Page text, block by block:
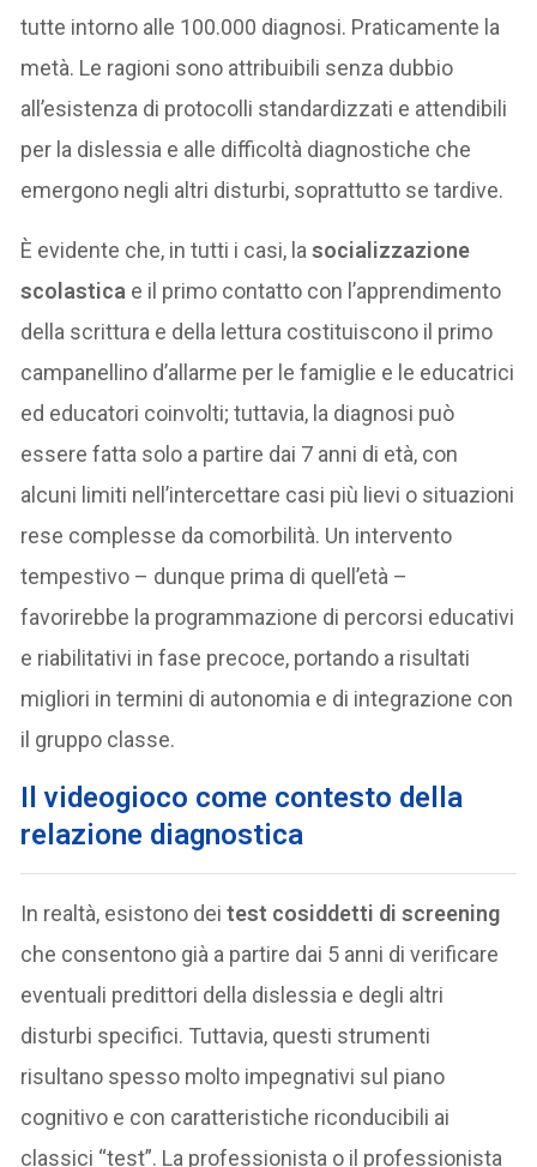
tutte intorno alle 100.000 diagnosi. Praticamente la
metà. Le ragioni sono attribuibili senza dubbio
all’esistenza di protocolli standardizzati e attendibili
per la dislessia e alle difficoltà diagnostiche che
emergono negli altri disturbi, soprattutto se tardive.
È evidente che, in tutti i casi, lasocializzazione
scolastica e il primo contatto con l’apprendimento
della scrittura e della lettura costituiscono il primo
campanellino d’allarme per le famiglie e le educatrici
ed educatori coinvolti; tuttavia, la diagnosi può
essere fatta solo a partire dai 7 anni di età, con
alcuni limiti nell’intercettare casi più lievi o situazioni
rese complesse da comorbilità. Un intervento
tempestivo – dunque prima di quell’età –
favorirebbe la programmazione di percorsi educativi
e riabilitativi in fase precoce, portando a risultati
migliori in termini di autonomia e di integrazione con
il gruppo classe.
Il videogioco come contesto della
relazione diagnostica
In realtà, esistono deitest cosiddetti di screening
che consentono già a partire dai 5 anni di verificare
eventuali predittori della dislessia e degli altri
disturbi specifici. Tuttavia, questi strumenti
risultano spesso molto impegnativi sul piano
cognitivo e con caratteristiche riconducibili ai
classici “test”. La professionista o il professionista